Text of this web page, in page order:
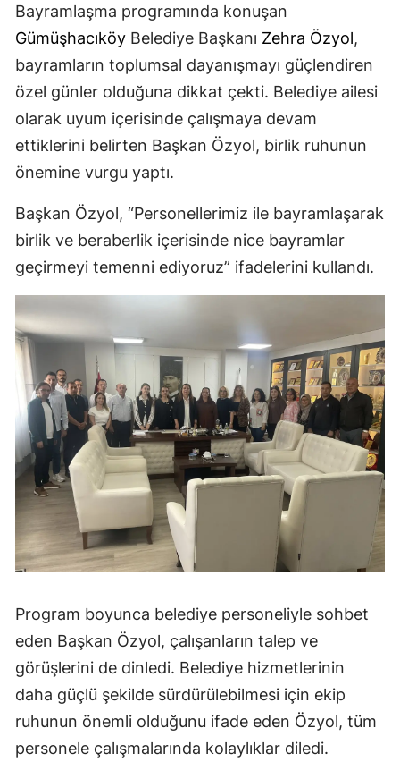
Bayramlaşma programında konuşan
Gümüşhacıköy Belediye Başkanı Zehra Özyol,
bayramların toplumsal dayanışmayı güçlendiren
özel günler olduğuna dikkat çekti. Belediye ailesi
olarak uyum içerisinde çalışmaya devam
ettiklerini belirten Başkan Özyol, birlik ruhunun
önemine vurgu yaptı.
Başkan Özyol, “Personellerimiz ile bayramlaşarak
birlik ve beraberlik içerisinde nice bayramlar
geçirmeyi temenni ediyoruz” ifadelerini kullandı.
Program boyunca belediye personeliyle sohbet
eden Başkan Özyol, çalışanların talep ve
görüşlerini de dinledi. Belediye hizmetlerinin
daha güçlü şekilde sürdürülebilmesi için ekip
ruhunun önemli olduğunu ifade eden Özyol, tüm
personele çalışmalarında kolaylıklar diledi.